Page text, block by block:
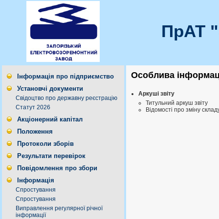
ПрАТ
Інформація про підприємство
Установчі документи
Свідоцтво про державну реєстрацію
Статут 2026
Акціонерний капітал
Положення
Протоколи зборів
Результати перевірок
Повідомлення про збори
Інформація
Спростування
Спростування
Виправлення регулярної річної
інформації
Особлива
Аркуші звіту
Титульний аркуш звіту
Відомості про зміну